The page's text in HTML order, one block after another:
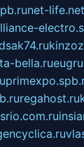
net-
bella.ru
regahost.ru